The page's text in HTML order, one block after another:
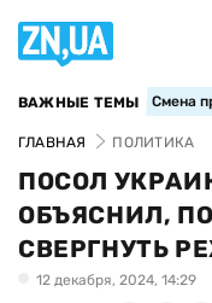
ВАЖНЫЕ ТЕМЫ Смена
ГЛАВНАЯ ПОЛИТИКА
ПОСОЛ
ОБЪЯСНИЛ,
СВЕРГНУТЬ
12 декабря, 2024, 14:29